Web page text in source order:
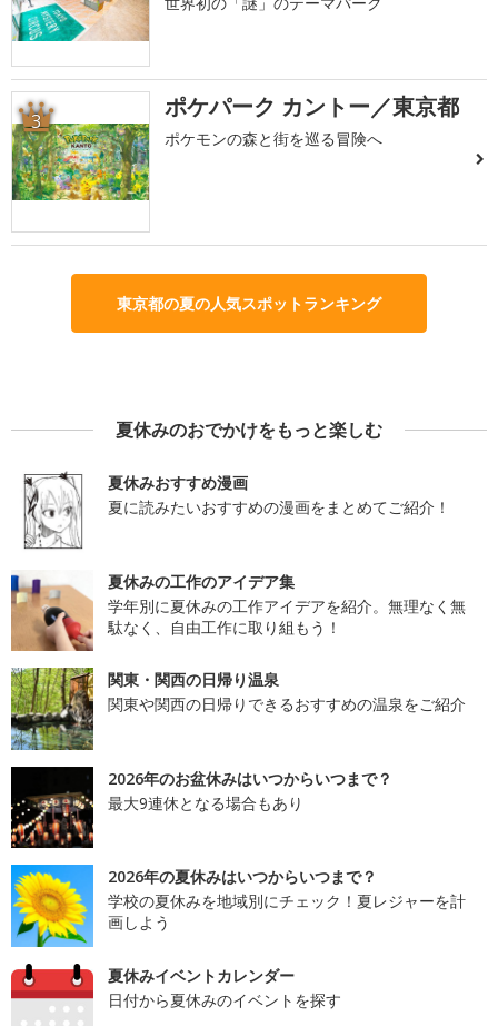
3 ポケパーク カントー／東京都
ポケモンの森と街を巡る冒険へ
東京都の夏の人気スポットランキング
夏休みのおでかけをもっと楽しむ
夏休みおすすめ漫画
夏に読みたいおすすめの漫画をまとめてご紹介！
夏休みの工作のアイデア集
学年別に夏休みの工作アイデアを紹介。無理なく無
駄なく、自由工作に取り組もう！
関東・関西の日帰り温泉
関東や関西の日帰りできるおすすめの温泉をご紹介
2026年のお盆休みはいつからいつまで？
最大9連休となる場合もあり
2026年の夏休みはいつからいつまで？
学校の夏休みを地域別にチェック！夏レジャーを計
画しよう
夏休みイベントカレンダー
日付から夏休みのイベントを探す